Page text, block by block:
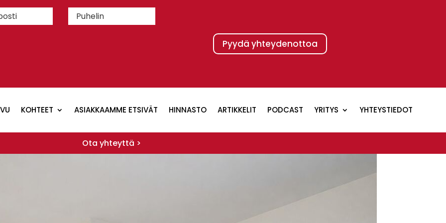
Pyydä yhteydenottoa
KOHTEET ASIAKKAAMME ETSIVÄT HINNASTO ARTIKKELIT PODCAST YRITYS YHTEYSTIEDOT
Ota yhteyttä >